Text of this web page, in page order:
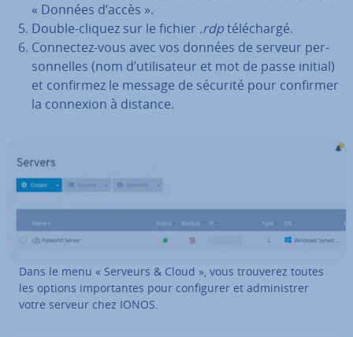
« Données d’accès ».
Double-cliquez sur le fichier .rdpté­lé­chargé.
Connectez-vous avec vos données de serveur per­
son­nelles (nom d’uti­li­sa­teur et mot de passe initial)
et confirmez le message de sécurité pour confirmer
la connexion à distance.
Dans le menu « Serveurs & Cloud », vous trouverez toutes
les options im­por­tantes pour con­fi­gu­rer et ad­mi­nis­trer
votre serveur chez IONOS.